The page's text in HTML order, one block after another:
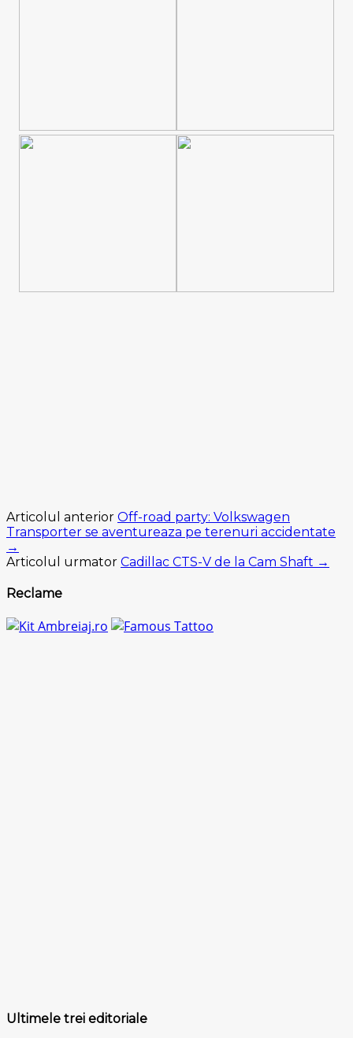
Articolul anterior Off-road party: Volkswagen
Transporter se aventureaza pe terenuri accidentate
→
Articolul urmator Cadillac CTS-V de la Cam Shaft →
Reclame
Ultimele trei editoriale